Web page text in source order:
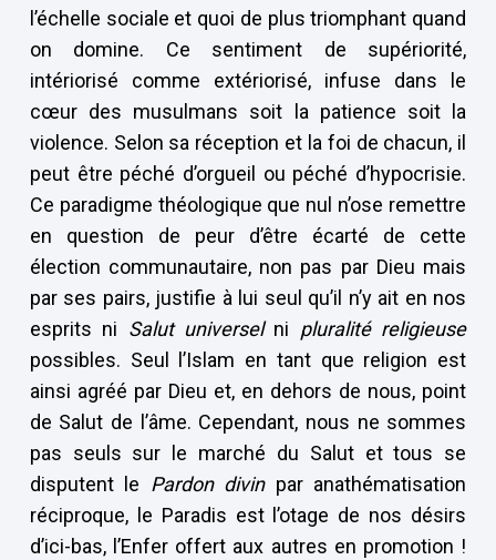
l’échelle sociale et quoi de plus triomphant quand
on domine. Ce sentiment de supériorité,
intériorisé comme extériorisé, infuse dans le
cœur des musulmans soit la patience soit la
violence. Selon sa réception et la foi de chacun, il
peut être péché d’orgueil ou péché d’hypocrisie.
Ce paradigme théologique que nul n’ose remettre
en question de peur d’être écarté de cette
élection communautaire, non pas par Dieu mais
par ses pairs, justifie à lui seul qu’il n’y ait en nos
esprits ni Salut universelni pluralité religieuse
possibles. Seul l’Islam en tant que religion est
ainsi agréé par Dieu et, en dehors de nous, point
de Salut de l’âme. Cependant, nous ne sommes
pas seuls sur le marché du Salut et tous se
disputent le Pardon divinpar anathématisation
réciproque, le Paradis est l’otage de nos désirs
d’ici-bas, l’Enfer offert aux autres en promotion !